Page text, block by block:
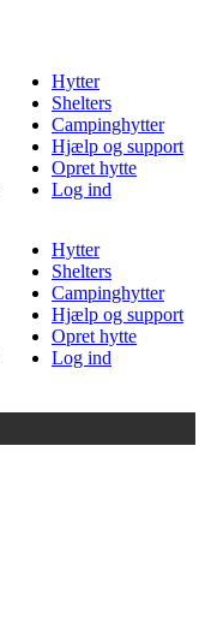
Hytter
Shelters
Campinghytter
Hjælp og support
Opret hytte
Log ind
Hytter
Shelters
Campinghytter
Hjælp og support
Opret hytte
Log ind